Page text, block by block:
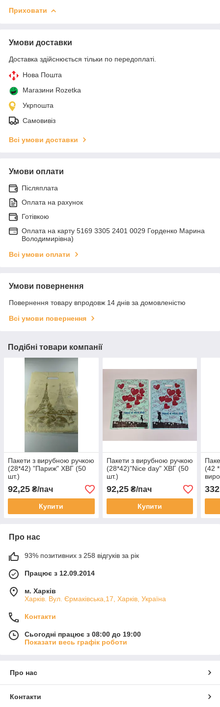
Приховати
Умови доставки
Доставка здійснюється тільки по передоплаті.
Нова Пошта
Магазини Rozetka
Укрпошта
Самовивіз
Всі умови доставки
Умови оплати
Післяплата
Оплата на рахунок
Готівкою
Оплата на карту 5169 3305 2401 0029 Горденко Марина
Володимирівна)
Всі умови оплати
Умови повернення
Повернення товару впродовж 14 днів за домовленістю
Всі умови повернення
Подібні товари компанії
Пакети з вирубною ручкою
(28*42) "Париж" ХВГ (50
шт.)
92,25 ₴/пач
Купити
Пакети з вирубною ручкою
(28*42)"Nice day" ХВГ (50
шт.)
92,25₴/пач
Купити
(42
Про нас
93% позитивних з 258 відгуків за рік
Працює з 12.09.2014
м. Харків
Харків. Вул. Єрмаківська,17, Харків, Україна
Контакти
Сьогодні працює з 08:00 до 19:00
Показати весь графік роботи
Про нас
Контакти